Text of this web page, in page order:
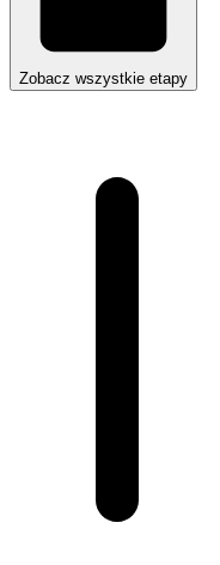
Zobacz wszystkie etapy